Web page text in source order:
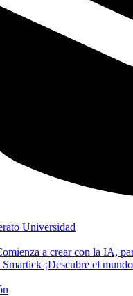
Universidad
a crear con la IA,
Smartick ¡Descubre el